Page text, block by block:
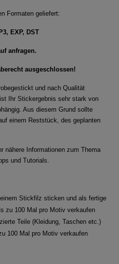
Formaten geliefert:
EXP, DST
anfragen.
ausgeschlossen!
und nach Qualität
Ihr Stickergebnis sehr stark von
Aus diesem Grund sollte
einem Reststück, des geplanten
nähere Informationen zum Thema
und Tutorials.
Stickfilz sticken und als fertige
zu 100 Mal pro Motiv verkaufen
Teile (Kleidung, Taschen etc.)
100 Mal pro Motiv verkaufen